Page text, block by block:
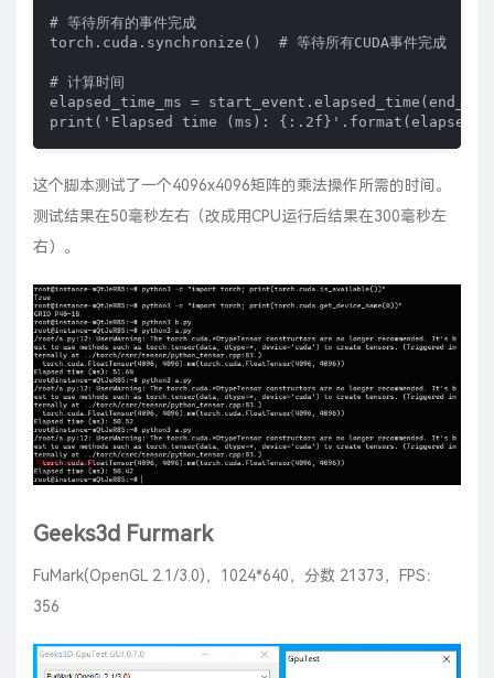
# 等待所有的事件完成
torch.cuda.synchronize()  # 等待所有CUDA事件完成
# 计算时间
elapsed_time_ms = start_event.elapsed_time(end_event)
这个脚本测试了一个4096x4096矩阵的乘法操作所需的时间。
测试结果在50毫秒左右（改成用CPU运行后结果在300毫秒左
右）。
Geeks3d Furmark
FuMark(OpenGL 2.1/3.0)，1024*640，分数 21373，FPS：
356